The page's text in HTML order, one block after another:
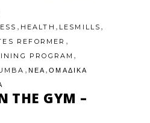
, HEALTH , LESMILLS ,
REFORMER ,
PROGRAM ,
, ΝΕΑ,ΟΜΑΔΙΚΑ
THE GYM –